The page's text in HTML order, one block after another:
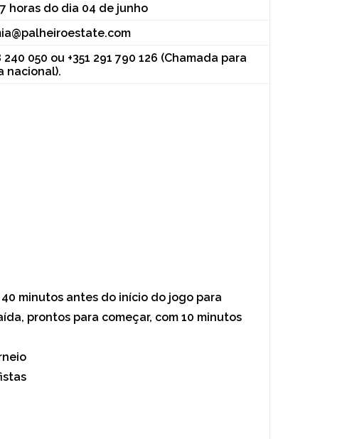
horas do dia 04 de junho
240 050 ou +351 291 790 126 (Chamada para
nacional).
minutos antes do início do jogo para
prontos para começar, com 10 minutos